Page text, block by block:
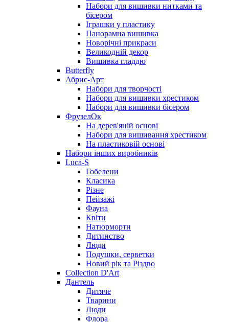
Набори для вишивки нитками та
бісером
Іграшки у пластику
Панорамна вишивка
Новорічні прикраси
Великодній декор
Вишивка гладдю
Butterfly
Абрис-Арт
Набори для творчості
Набори для вишивки хрестиком
Набори для вишивки бісером
ФрузелОк
На дерев'яній основі
Набори для вишивання хрестиком
На пластиковій основі
Набори інших виробників
Luca-S
Гобелени
Класика
Різне
Пейзажі
Фауна
Квіти
Натюрморти
Дитинство
Люди
Подушки, серветки
Новий рік та Різдво
Collection D'Art
Дантель
Дитяче
Тварини
Люди
Флора